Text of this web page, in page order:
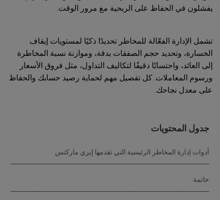
يفشلون في الحفاظ على الربحية مع مرور الوقت.
تشمل الإدارة الفعّالة للمخاطر تحديدًا ذكيًا لمستويات إيقاف
الخسارة، وتحديد حجم الصفقات بدقة، وموازنة نسبة المخاطرة
إلى العائد، واحتسابًا دقيقًا لتكاليف التداول، مثل فروق الأسعار
ورسوم المعاملات. كل تفصيل مهم لحماية رصيد حسابك والحفاظ
على معدل نجاحك.
جدول المحتويات
أدوات إدارة المخاطر الرئيسية التي تقدمها إيزي ماركتس
خاتمة